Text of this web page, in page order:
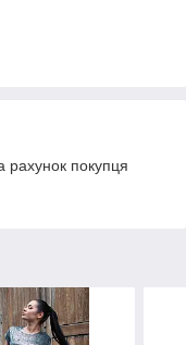
рахунок покупця